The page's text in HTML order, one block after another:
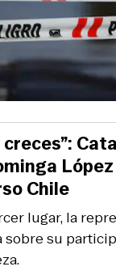
lugar, la
sobre su
Chile